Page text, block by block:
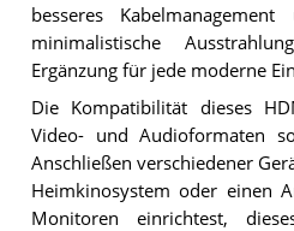
besseres
minimalistische
Ergänzung für jede moderne
Die Kompatibilität dieses
Video- und Audioformaten
Anschließen verschiedener
Heimkinosystem oder einen
Monitoren einrichtest,